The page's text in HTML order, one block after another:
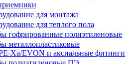
для монтажа
для теплого пола
гофрированные полиэтиленовые
металлопластиковые
Xa/EVON и аксиальные фитинги